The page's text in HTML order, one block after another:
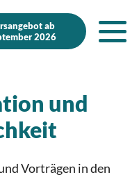
ab
2026
und
Vorträgen in den